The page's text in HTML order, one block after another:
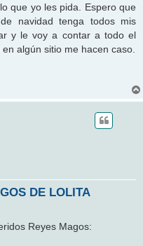
que yo les pida. Espero que
navidad tenga todos mis
y le voy a contar a todo el
algún sitio me hacen caso.
DE LOLITA
Reyes Magos: